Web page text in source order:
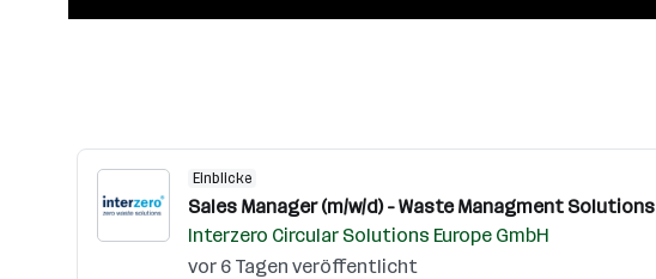
Einblicke
Sales Manager (m/w/d) - Waste Managment Solutions
Interzero Circular Solutions Europe GmbH
vor 6 Tagen veröffentlicht